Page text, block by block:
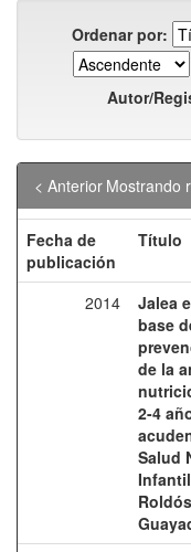
Ordenar por:
Autor/
Mostrando
< Anterior
Fecha de
publicación
Título
2014
Jalea
base
de la
2-4
Salud